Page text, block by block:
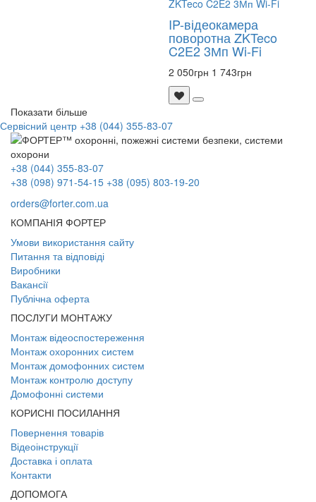
IP-відеокамера
поворотна ZKTeco
C2E2 3Мп Wi-Fi
2 050грн 1 743грн
Показати більше
Сервісний центр +38 (044) 355-83-07
+38 (044) 355-83-07
+38 (098) 971-54-15 +38 (095) 803-19-20
orders@forter.com.ua
КОМПАНІЯ ФОРТЕР
Умови використання сайту
Питання та відповіді
Виробники
Вакансії
Публічна оферта
ПОСЛУГИ МОНТАЖУ
Монтаж відеоспостереження
Монтаж охоронних систем
Монтаж домофонних систем
Монтаж контролю доступу
Домофонні системи
КОРИСНІ ПОСИЛАННЯ
Повернення товарів
Відеоінструкції
Доставка і оплата
Контакти
ДОПОМОГА